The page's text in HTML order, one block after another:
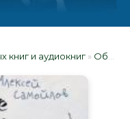
книг и аудиокниг » Облако тегов